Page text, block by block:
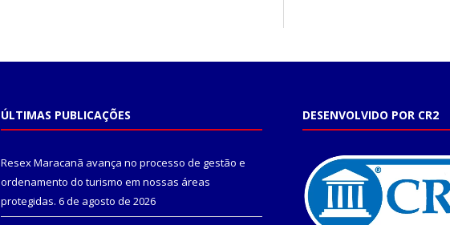
ÚLTIMAS PUBLICAÇÕES
Resex Maracanã avança no processo de gestão e
ordenamento do turismo em nossas áreas
protegidas. 6 de agosto de 2026
DESENVOLVIDO POR CR2